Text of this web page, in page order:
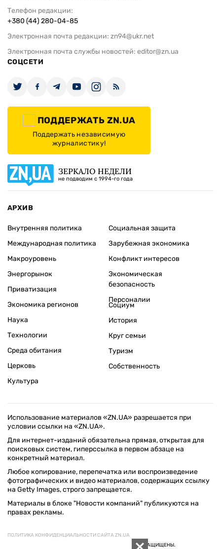
Телефон редакции:
+380 (44) 280-04-85
Электронная почта редакции: zn94@ukr.net
Электронная почта службы новостей: editor@zn.ua
СОЦСЕТИ
ПОДДЕРЖАТЬ ZN.UA
Поддержать независимую
журналистику!
ЗЕРКАЛО НЕДЕЛИ
не подводим с 1994-го года
АРХИВ
Внутренняя политика
Международная политика
Макроуровень
Энергорынок
Приватизация
Экономика регионов
Социальная защита
Зарубежная экономика
Конфликт интересов
Экономическая
безопасность
Персоналии
Наука
Технологии
Среда обитания
Церковь
Культура
Социум
История
Круг семьи
Туризм
Собственность
Использование материалов «ZN.UA» разрешается при
условии ссылки на «ZN.UA».
Для интернет-изданий обязательна прямая, открытая для
поисковых систем, гиперссылка в первом абзаце на
конкретный материал.
Любое копирование, перепечатка или воспроизведение
фотографических и видео материалов, содержащих ссылку
на Getty Images, строго запрещается.
Материалы в блоке "Новости компаний" публикуются на
правах рекламы.
ПОЛИТИКА КОНФИДЕНЦИАЛЬНОСТИ САЙТА ZN.UA
© 1994–2026 «ЗЕРКАЛО НЕДЕЛИ. УКРАИНА». ВСЕ ПРАВА ЗАЩИЩЕНЫ.